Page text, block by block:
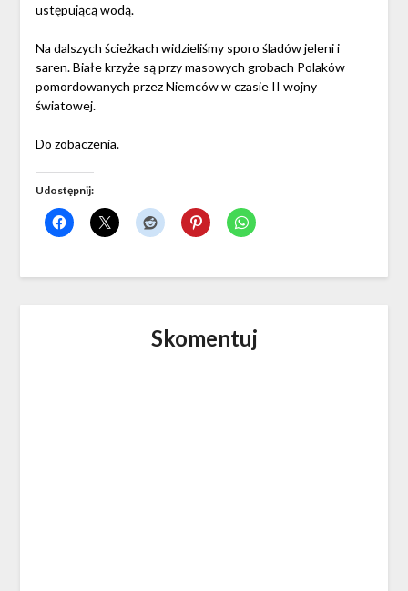
ustępującą wodą.
Na dalszych ścieżkach widzieliśmy sporo śladów jeleni i
saren. Białe krzyże są przy masowych grobach Polaków
pomordowanych przez Niemców w czasie II wojny
światowej.
Do zobaczenia.
Udostępnij:
Skomentuj